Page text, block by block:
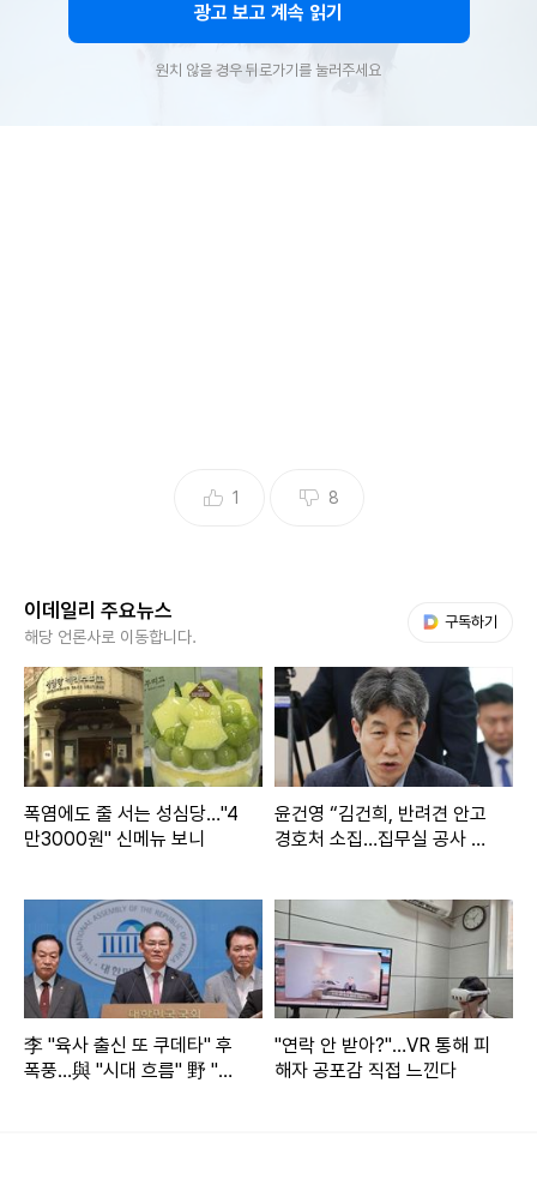
DM(다이렉트 메시지) 걸면 진짜 속상하니까 동물원 원숭이한
테 먹이 던지듯 행동하지 마세요. 짜증 대폭발합니다. 삐치는
수가 있어”라는 글을 게재했다.
해당 글을 게재한 다음날 그는 “정말 어떻게 해야 살이 빠질까.
어제 평생 살이 안 빠지는 꿈을 꿨다. 지방은 나에게 감옥과 같
다. 2년 전만 해도 10kg은 3주 컷이었는데 자꾸 옛날 생각하
한편 10일 경찰과 소방당국 등에 따르면 휘성은 이날 오후 6시
29분께 서울 광진구 소재 한 아파트에서 쓰러진 채 발견됐다.
휘성의 가족으로부터 신고를 받고 현장에 출동한 경찰 및 소방
은 휘성이 사망한지 상당 시간 흐른 것으로 추정하고 있다.
광고 보고 계속 읽기
원치 않을 경우 뒤로가기를 눌러주세요
1 8
이데일리 주요뉴스
해당 언론사로 이동합니다.
구독하기
폭염에도 줄 서는 성심당…"4
만3000원" 신메뉴 보니
윤건영 “김건희, 반려견 안고
경호처 소집…집무실 공사 지
李 "육사 출신 또 쿠데타" 후
폭풍…與 "시대 흐름" 野 "역
"연락 안 받아?"…VR 통해 피
해자 공포감 직접 느낀다